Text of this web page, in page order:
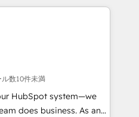
Website and
house "HubScrub" Tool.
of the Year in 2024,
years in the ecosystem,
model, delivering
teams in the UK, USA,
Belgium, Singapore, and
数10件未満
HubSpot system—we
does business. As an